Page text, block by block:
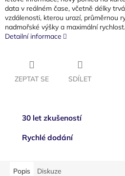
data v reálném čase, včetně délky
vzdálenosti, kterou urazí, průměrnou
nadmořské výšky a maximální rychlost.
Detailní informace
ZEPTAT SE SDÍLET
30 let zkušeností
Rychlé dodání
Popis Diskuze